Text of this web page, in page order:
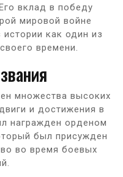
вклад в победу
мировой войне
как один из
времени.
множества высоких
и достижения в
награжден орденом
был присужден
во время боевых